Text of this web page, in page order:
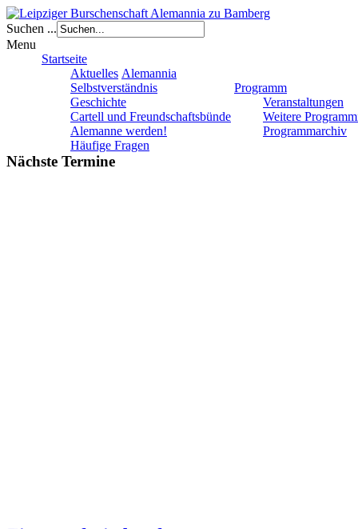
Suchen ...
Menu
Startseite
Aktuelles Alemannia
Selbstverständnis
Geschichte
Cartell und Freundschaftsbünde
Alemanne werden!
Häufige Fragen
Programm
Veranstaltungen
Weitere
Programmarchiv
Nächste Termine